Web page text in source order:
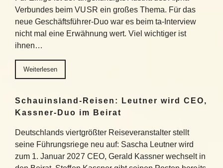
Verbundes beim VUSR ein großes Thema. Für das
neue Geschäftsführer-Duo war es beim ta-Interview
nicht mal eine Erwähnung wert. Viel wichtiger ist
ihnen…
Weiterlesen
Schauinsland-Reisen: Leutner wird CEO,
Kassner-Duo im Beirat
Deutschlands viertgrößter Reiseveranstalter stellt
seine Führungsriege neu auf: Sascha Leutner wird
zum 1. Januar 2027 CEO, Gerald Kassner wechselt in